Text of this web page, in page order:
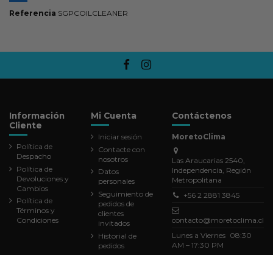
Referencia SGPCOILCLEANER
Información
Cliente
Política de
Despacho
Política de
Devoluciones y
Cambios
Política de
Términos y
Condiciones
Mi Cuenta
Iniciar sesión
Contacte con
nosotros
Datos
personales
Seguimiento de
pedidos de
clientes
invitados
Historial de
pedidos
Contáctenos
MoretoClima
Las Araucarias 2540,
Independencia, Región
Metropolitana
+56 2 2881 3845
contacto@moretoclima.cl
Lunes a Viernes 08:30
AM – 17:30 PM